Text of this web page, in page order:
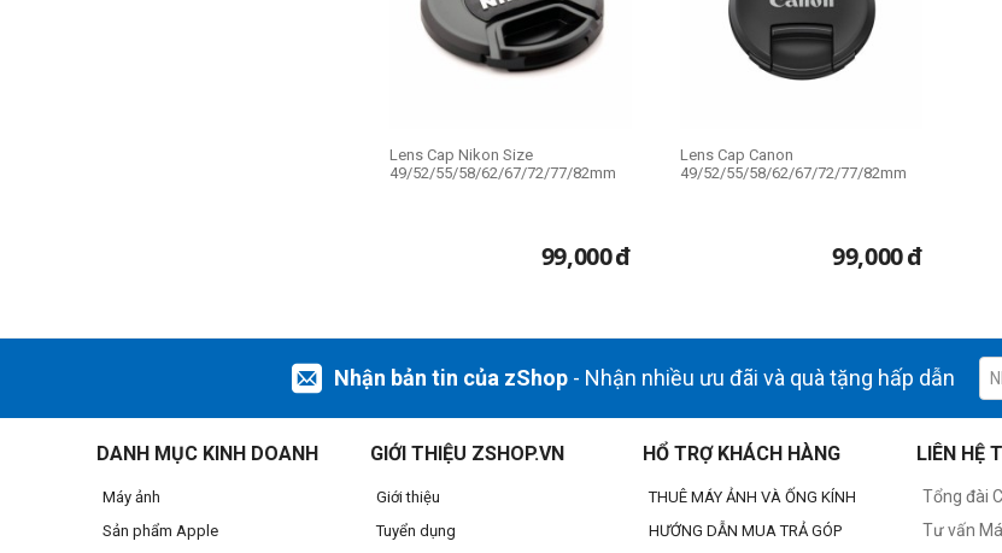
Lens Cap Nikon Size
49/52/55/58/62/67/72/77/82mm
99,000đ
Lens Cap Canon
49/52/55/58/62/67/72/77/82mm
99,000đ
Nhận bản tin của zShop - Nhận nhiều ưu đãi và quà tặng hấp dẫn
DANH MỤC KINH DOANH
Máy ảnh
Sản phẩm Apple
GIỚI THIỆU ZSHOP.VN
Giới thiệu
Tuyển dụng
HỔ TRỢ KHÁCH HÀNG
THUÊ MÁY ẢNH VÀ ỐNG KÍNH
HƯỚNG DẪN MUA TRẢ GÓP
LIÊN HỆ
Tổng đài
Tư vấn